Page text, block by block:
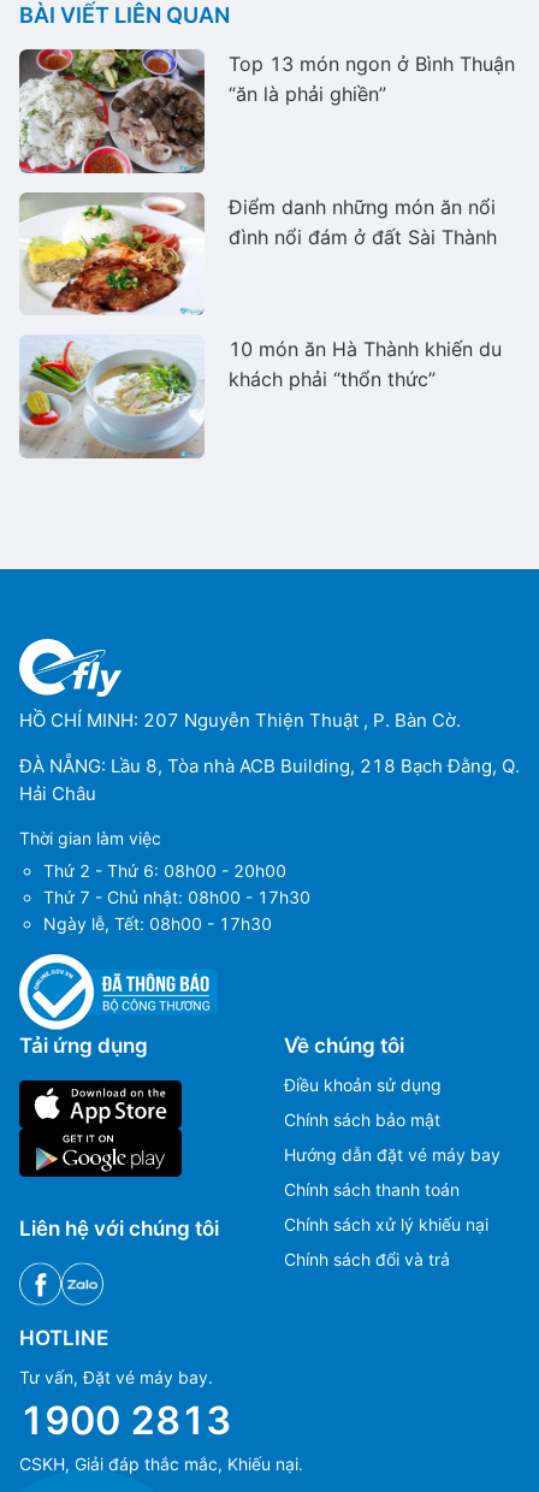
BÀI VIẾT LIÊN QUAN
Top 13 món ngon ở Bình Thuận
“ăn là phải ghiền”
Điểm danh những món ăn nổi
đình nổi đám ở đất Sài Thành
10 món ăn Hà Thành khiến du
khách phải “thổn thức”
HỒ CHÍ MINH: 207 Nguyễn Thiện Thuật , P. Bàn Cờ.
ĐÀ NẴNG: Lầu 8, Tòa nhà ACB Building, 218 Bạch Đằng, Q.
Hải Châu
Thời gian làm việc
Thứ 2 - Thứ 6: 08h00 - 20h00
Thứ 7 - Chủ nhật: 08h00 - 17h30
Ngày lễ, Tết: 08h00 - 17h30
Tải ứng dụng
Liên hệ với chúng tôi
Về chúng tôi
Điều khoản sử dụng
Chính sách bảo mật
Hướng dẫn đặt vé máy bay
Chính sách thanh toán
Chính sách xử lý khiếu nại
Chính sách đổi và trả
HOTLINE
Tư vấn, Đặt vé máy bay.
1900 2813
CSKH, Giải đáp thắc mắc, Khiếu nại.